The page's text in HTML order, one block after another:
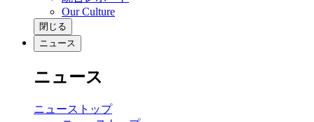
Our Culture
閉じる
ニュース
ニュース
ニューストップ